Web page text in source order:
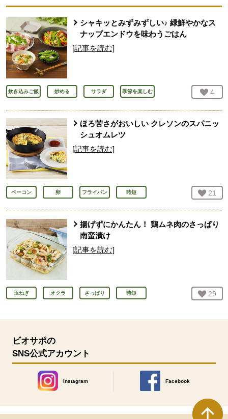
シャキッとみずみずしい♪ 緑鮮やかなス
ナップエンドウを味わうごはん
[記事を読む]
炊き込みご飯 炒める サラダ 季節を楽しむ お気
4
ほろ苦さがおいしい クレソンのスパニッ
シュオムレツ
[記事を読む]
ベーコン 卵 フライパン 時短 お気
21
揚げずにかんたん！ 鶏ムネ肉のさっぱり
南蛮漬け
[記事を読む]
玉ねぎ オクラ さっぱり 時短 お気
29
ビオサポの
SNS公式アカウント
Instagram
別のウィンドウで開きます。
Facebook
別のウィンドウで開きます